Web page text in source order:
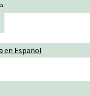
en Español